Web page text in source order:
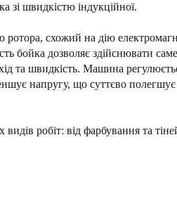
зі швидкістю індукційної.
схожий на дію
бойка дозволяє здійснювати
та швидкість. Машина
напругу, що суттєво
видів робіт: від фарбування та